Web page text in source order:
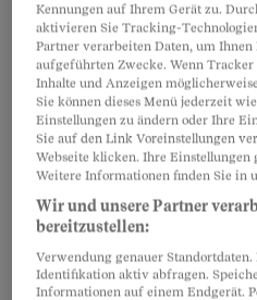
Rechtsratgeber
Grundlage
Gekündigtes
Der Vermieter darf nur
Mietverhältnis ungekündigt
für die Mieter zumutbar ist.
Rechtsratgeber
Kennungen auf Ihrem Gerät zu.
aktivieren Sie Tracking-
Partner verarbeiten Daten, um Ihnen
aufgeführten Zwecke. Wenn
Inhalte und Anzeigen
Sie können dieses Menü jederzeit
Einstellungen zu ändern oder Ihre
Sie auf den Link Voreinstellungen
Webseite klicken. Ihre Einstellungen
Weitere Informationen finden Sie in
Wir und unsere Partner
bereitzustellen:
Verwendung genauer
Identifikation aktiv abfragen.
Informationen auf einem Endgerät.